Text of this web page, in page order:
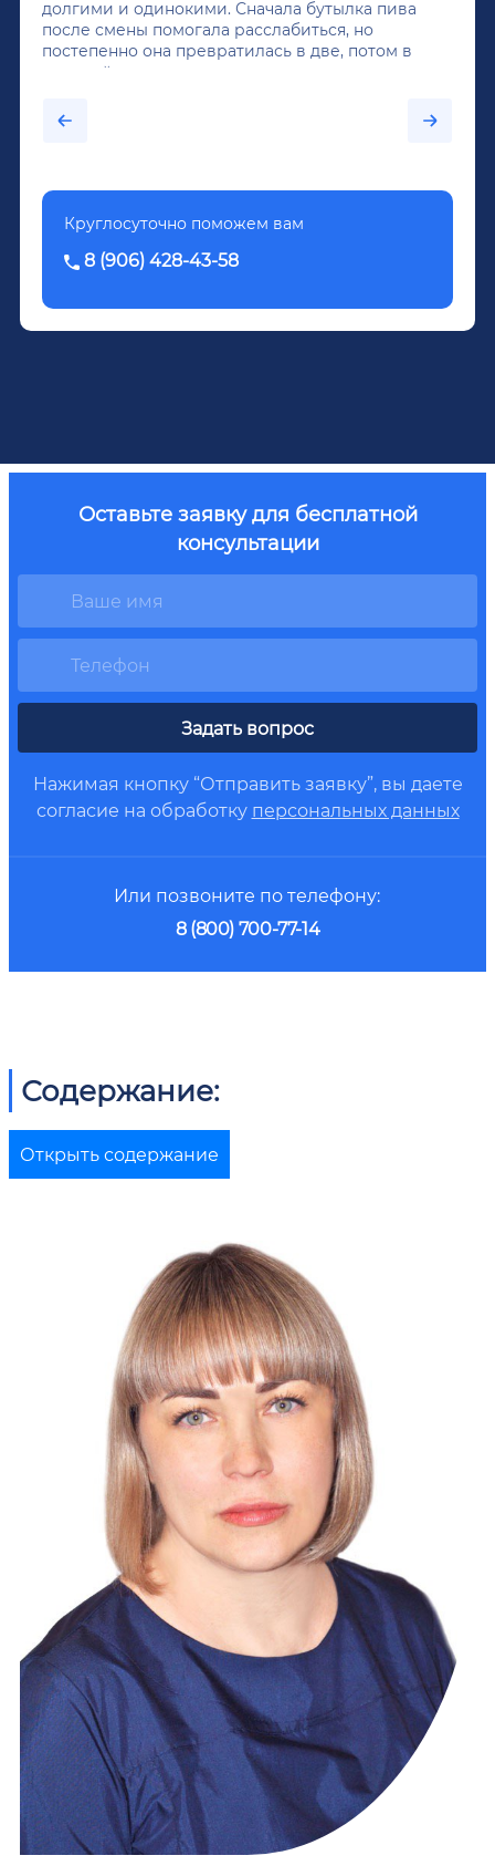
долгими и одинокими. Сначала бутылка пива
после смены помогала расслабиться, но
постепенно она превратилась в две, потом в
крепкий алкоголь, и вот он уже пил почти
было назначено кодирование по методу
Довженко.
Круглосуточно поможем вам
8 (906) 428-43-58
Оставьте заявку для бесплатной
консультации
Задать вопрос
Нажимая кнопку “Отправить заявку”, вы даете
согласие на обработку персональных данных
Или позвоните по телефону:
8 (800) 700-77-14
Содержание:
Открыть содержание